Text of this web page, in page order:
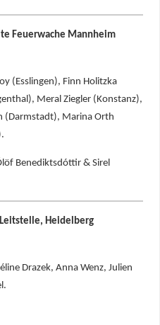
Feuerwache Mannheim
(Esslingen), Finn Holitzka
Meral Ziegler (Konstanz),
(Darmstadt), Marina Orth
Benediktsdóttir & Sirel
Heidelberg
Drazek, Anna Wenz, Julien